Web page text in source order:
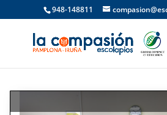
948-148811